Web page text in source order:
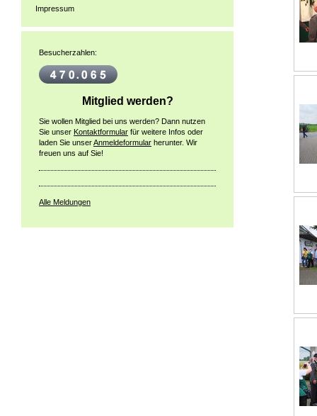
Impressum
Besucherzahlen:
Mitglied werden?
Sie wollen Mitglied bei uns werden? Dann nutzen
Sie unser Kontaktformular für weitere Infos oder
laden Sie unserAnmeldeformular herunter. Wir
freuen uns auf Sie!
Alle Meldungen